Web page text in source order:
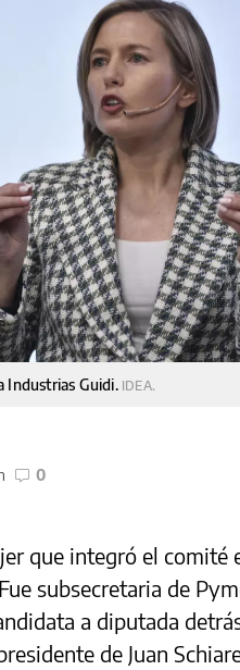
Industrias Guidi. IDEA.
0
que integró el comité
subsecretaria de
a diputada
de Juan